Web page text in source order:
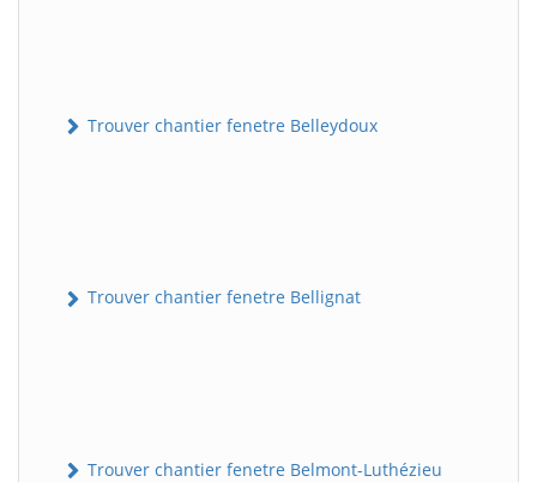
Trouver chantier fenetre Belleydoux
Trouver chantier fenetre Bellignat
Trouver chantier fenetre Belmont-Luthézieu